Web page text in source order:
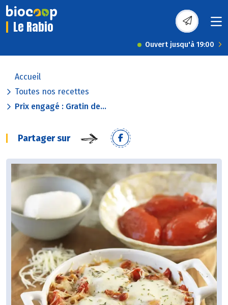
Le Rabio
Ouvert jusqu'à 19:00
Accueil
Toutes nos recettes
Prix engagé : Gratin de...
Partager sur